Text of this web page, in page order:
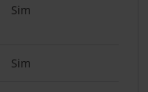
Sim
Sim